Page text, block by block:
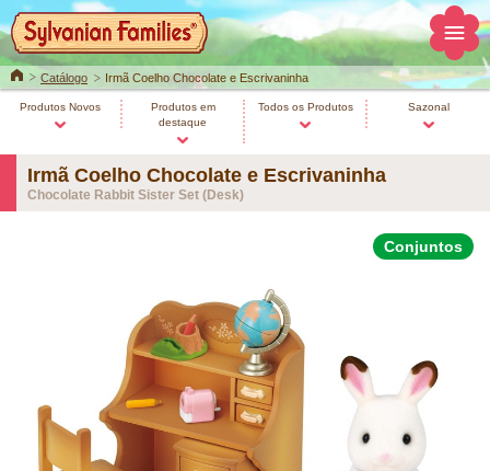
HomeCatálogo Irmã Coelho Chocolate e Escrivaninha
Produtos Novos
Produtos em
destaque
Todos os Produtos Sazonal
Irmã Coelho Chocolate e Escrivaninha
Chocolate Rabbit Sister Set (Desk)
Conjuntos